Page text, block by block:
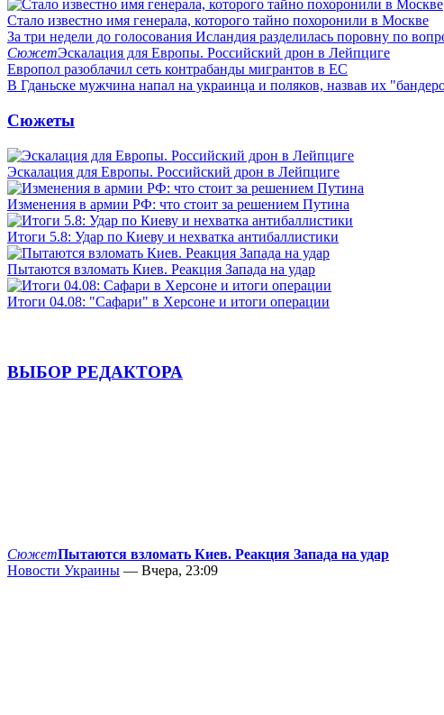
Стало известно имя генерала, которого тайно похоронили в Москве
За три недели до голосования Исландия разделилась поровну по
СюжетЭскалация для Европы. Российский дрон в Лейпциге
Европол разоблачил сеть контрабанды мигрантов в ЕС
В Гданьске мужчина напал на украинца и поляков, назвав их
Сюжеты
Эскалация для Европы. Российский дрон в Лейпциге
Изменения в армии РФ: что стоит за решением Путина
Итоги 5.8: Удар по Киеву и нехватка антибаллистики
Пытаются взломать Киев. Реакция Запада на удар
Итоги 04.08: "Сафари" в Херсоне и итоги операции
ВЫБОР РЕДАКТОРА
СюжетПытаются взломать Киев. Реакция Запада на удар
Новости Украины — Вчера, 23:09